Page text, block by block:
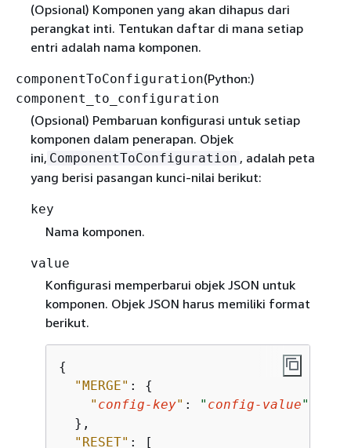
(Opsional) Komponen yang akan dihapus dari
perangkat inti. Tentukan daftar di mana setiap
entri adalah nama komponen.
componentToConfiguration(Python:)
component_to_configuration
(Opsional) Pembaruan konfigurasi untuk setiap
komponen dalam penerapan. Objek
ini, ComponentToConfiguration , adalah peta
yang berisi pasangan kunci-nilai berikut:
key
Nama komponen.
value
Konfigurasi memperbarui objek JSON untuk
komponen. Objek JSON harus memiliki format
berikut.
{
"MERGE" : {
" config-key" : " config-value"
  },
"RESET" : [